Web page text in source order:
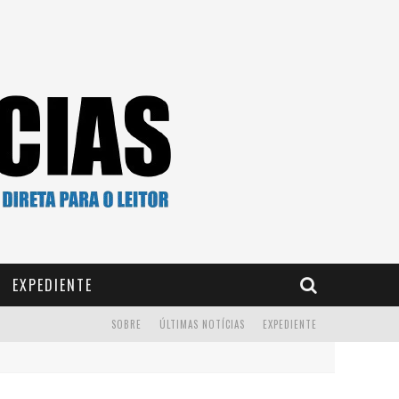
EXPEDIENTE
EXPEDIENTE
ÚLTIMAS NOTÍCIAS
SOBRE